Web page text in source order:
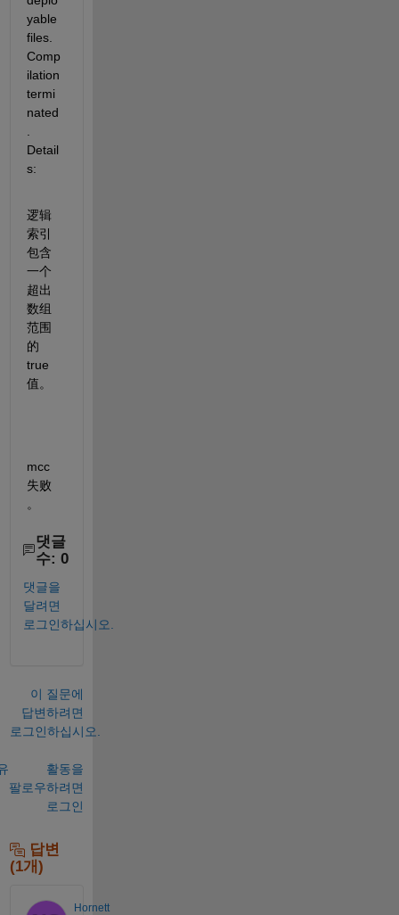
yable
files.
Comp
ilation
termi
nated
Detail
s:
逻辑
索引
包含
一个
超出
数组
范围
的
true
值。
mcc
失败
。
댓글
수: 0
댓글을
달려면
로그인하십시오.
이 질문에
답변하려면
로그인하십시오.
활동을
팔로우하려면
로그인
답변
(1개)
Hornett